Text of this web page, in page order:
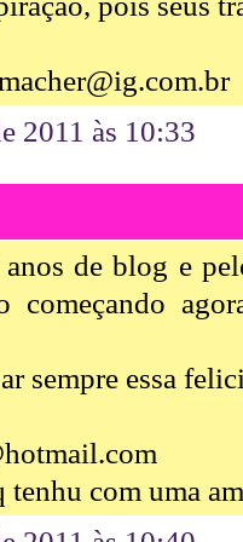
2011 às 10:33
de blog e
começando
sempre essa
tenhu com uma